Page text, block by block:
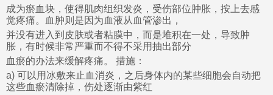
成为瘀血块，使得肌肉组织发炎，受伤部位肿胀，按上去感
觉疼痛。血肿则是因为血液从血管渗出，
并没有进入到皮肤或者粘膜中，而是堆积在一处，导致肿
胀，有时候非常严重而不得不采用抽出部分
血瘀的办法来缓解疼痛。 措施：
a) 可以用冰敷来止血消炎，之后身体内的某些细胞会自动把
这些血瘀清除掉，伤处逐渐由紫红